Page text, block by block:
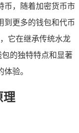
币，随着加密货币市
到更多的钱包和代币
它在继承传统水龙
的独特特点和显著
验。
理